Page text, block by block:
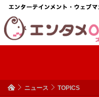
ニュース TOPICS